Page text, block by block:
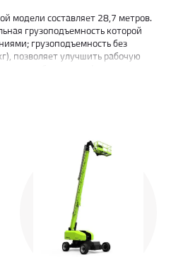
модели составляет 28,7 метров.
грузоподъемность которой
грузоподъемность без
позволяет улучшить рабочую
различные виды работ
Li-ion 80V/460Ah
которая не требует
гарантию с втрое более
традиционные свинцово-
привода переменного тока
и стабильное управление.
45%, а двигатель не требует
всего времени подъема.
система управления (управление